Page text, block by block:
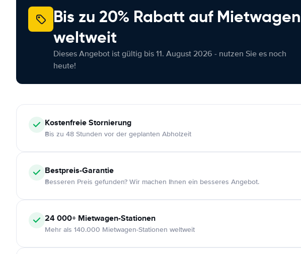
Bis zu 20% Rabatt auf Mietwagen
weltweit
Dieses Angebot ist gültig bis 11. August 2026 - nutzen Sie es noch
heute!
KostenfreieStornierung
Bis zu 48 Stunden vor der geplanten Abholzeit
Bestpreis-Garantie
Besseren Preis gefunden? Wir machen Ihnen ein besseres Angebot.
24 000+ Mietwagen-Stationen
Mehr als 140.000 Mietwagen-Stationen weltweit